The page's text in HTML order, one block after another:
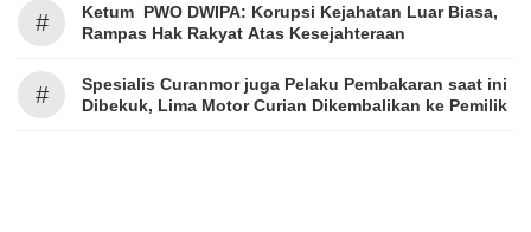
#
Ketum PWO DWIPA: Korupsi Kejahatan Luar Biasa,
Rampas Hak Rakyat Atas Kesejahteraan
#
Spesialis Curanmor juga Pelaku Pembakaran saat ini
Dibekuk, Lima Motor Curian Dikembalikan ke Pemilik